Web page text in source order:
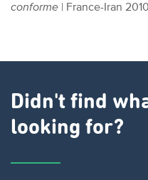
conforme | France-Iran
Didn't find
looking for?